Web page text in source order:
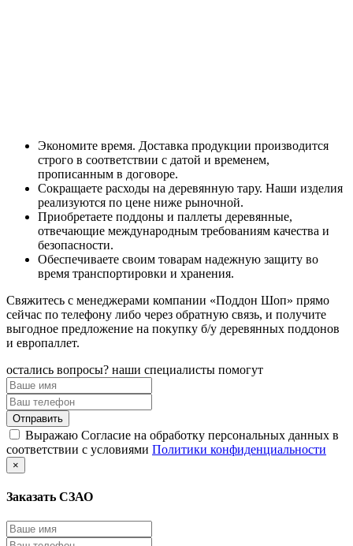
Экономите время. Доставка продукции производится
строго в соответствии с датой и временем,
прописанным в договоре.
Сокращаете расходы на деревянную тару. Наши изделия
реализуются по цене ниже рыночной.
Приобретаете поддоны и паллеты деревянные,
отвечающие международным требованиям качества и
безопасности.
Обеспечиваете своим товарам надежную защиту во
время транспортировки и хранения.
Свяжитесь с менеджерами компании «Поддон Шоп» прямо
сейчас по телефону либо через обратную связь, и получите
выгодное предложение на покупку б/у деревянных поддонов
и европаллет.
остались вопросы? наши специалисты помогут
Выражаю Согласие на обработку персональных данных в
соответствии с условиями Политики конфиденциальности
×
Заказать СЗАО